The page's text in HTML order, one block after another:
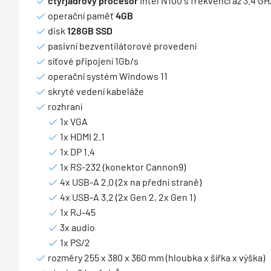
operační paměť4GB
disk 128GB SSD
pasivní bezventilátorové provedení
síťové připojení 1Gb/s
operační systém Windows 11
skryté vedení kabeláže
rozhraní
1x VGA
1x HDMI 2.1
1x DP 1.4
1x RS-232 (konektor Cannon9)
4x USB-A 2.0 (2x na přední straně)
4x USB-A 3.2 (2x Gen 2, 2x Gen 1)
1x RJ-45
3x audio
1x PS/2
rozměry 255 x 380 x 360 mm (hloubka x šířka x výška)